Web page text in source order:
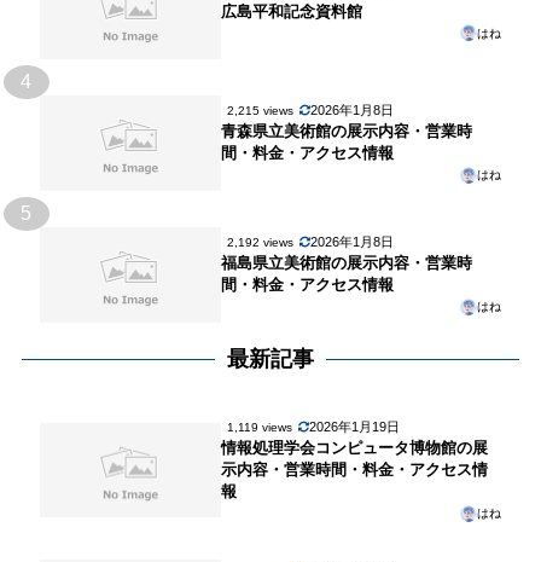
広島平和記念資料館
はね
4
2,215 views 2026年1月8日
青森県立美術館の展示内容・営業時
間・料金・アクセス情報
はね
5
2,192 views 2026年1月8日
福島県立美術館の展示内容・営業時
間・料金・アクセス情報
はね
最新記事
1,119 views 2026年1月19日
情報処理学会コンピュータ博物館の展
示内容・営業時間・料金・アクセス情
報
はね